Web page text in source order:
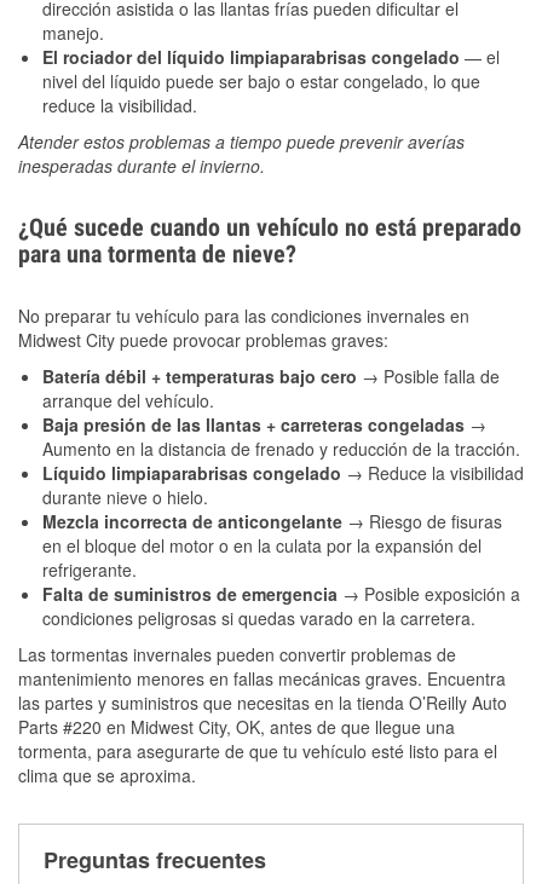
dirección asistida o las llantas frías pueden dificultar el
manejo.
El rociador del líquido limpiaparabrisas congelado — el
nivel del líquido puede ser bajo o estar congelado, lo que
reduce la visibilidad.
Atender estos problemas a tiempo puede prevenir averías
inesperadas durante el invierno.
¿Qué sucede cuando un vehículo no está preparado
para una tormenta de nieve?
No preparar tu vehículo para las condiciones invernales en
Midwest City puede provocar problemas graves:
Batería débil + temperaturas bajo cero → Posible falla de
arranque del vehículo.
Baja presión de las llantas + carreteras congeladas →
Aumento en la distancia de frenado y reducción de la tracción.
Líquido limpiaparabrisas congelado → Reduce la visibilidad
durante nieve o hielo.
Mezcla incorrecta de anticongelante → Riesgo de fisuras
en el bloque del motor o en la culata por la expansión del
refrigerante.
Falta de suministros de emergencia → Posible exposición a
condiciones peligrosas si quedas varado en la carretera.
Las tormentas invernales pueden convertir problemas de
mantenimiento menores en fallas mecánicas graves. Encuentra
las partes y suministros que necesitas en la tienda O’Reilly Auto
Parts #220 en Midwest City, OK, antes de que llegue una
tormenta, para asegurarte de que tu vehículo esté listo para el
clima que se aproxima.
Preguntas frecuentes